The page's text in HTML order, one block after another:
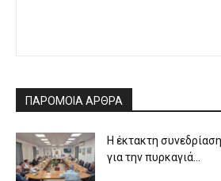
ΠΑΡΟΜΟΙΑ ΑΡΘΡΑ
Η έκτακτη
για την πυρκαγιά...